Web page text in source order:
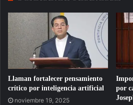
Llaman fortalecer pensamiento
crítico por inteligencia artificial
noviembre 19, 2025
por